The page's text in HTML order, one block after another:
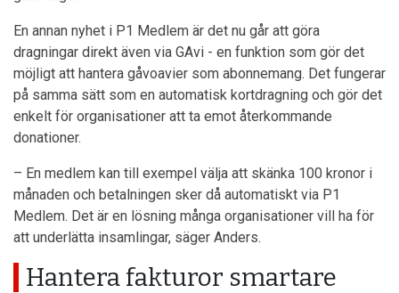
En annan nyhet i P1 Medlem är det nu går att göra
dragningar direkt även via GAvi - en funktion som gör det
möjligt att hantera gåvoavier som abonnemang. Det fungerar
på samma sätt som en automatisk kortdragning och gör det
enkelt för organisationer att ta emot återkommande
donationer.
– En medlem kan till exempel välja att skänka 100 kronor i
månaden och betalningen sker då automatiskt via P1
Medlem. Det är en lösning många organisationer vill ha för
att underlätta insamlingar, säger Anders.
Hantera fakturor smartare